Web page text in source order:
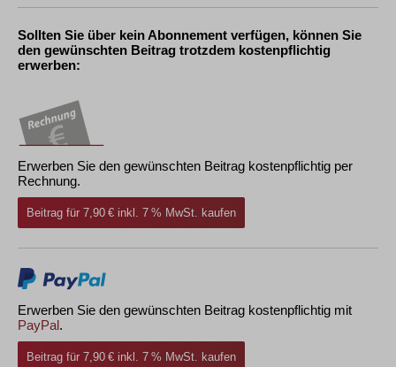
Sollten Sie über kein Abonnement verfügen, können Sie
den gewünschten Beitrag trotzdem kostenpflichtig
erwerben:
Erwerben Sie den gewünschten Beitrag kostenpflichtig per
Rechnung.
Beitrag für 7,90 € inkl. 7 % MwSt. kaufen
Erwerben Sie den gewünschten Beitrag kostenpflichtig mit
PayPal.
Beitrag für 7,90 € inkl. 7 % MwSt. kaufen